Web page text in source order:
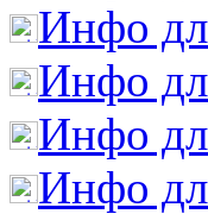
Инфо
Инфо
Инфо
Инфо